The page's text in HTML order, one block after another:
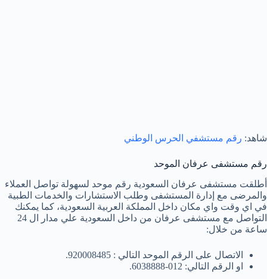
شاهد: رقم مستشفي الحرس الوطني
رقم مستشفى عرفان الموحد
أطلقت مستشفى عرفان السعودية رقم موحد لسهولة تواصل العملاء
والمرضى مع إدارة المستشفى وطلب الاستشارات والخدمات الطبية
في اي وقت واي مكان داخل المملكة العربية السعودية، كما يمكنك
التواصل مع مستشفى عرفان من داخل السعودية علي مدار ال 24
ساعة من خلال:
الاتصال على الرقم الموحد التالي : 920008485.
او الرقم التالي: 012-6038888.